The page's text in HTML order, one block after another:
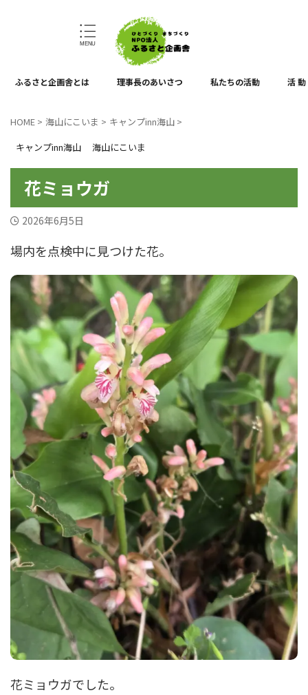
ふるさと企画舎とは 理事長のあいさつ 私たちの活動 活 動
HOME > 海山にこいま > キャンプinn海山 >
キャンプinn海山
海山にこいま
花ミョウガ
2026年6月5日
場内を点検中に見つけた花。
花ミョウガでした。